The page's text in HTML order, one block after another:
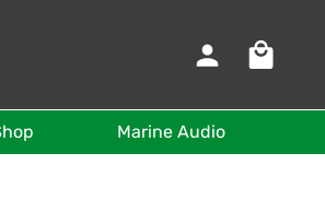
Marine Audio